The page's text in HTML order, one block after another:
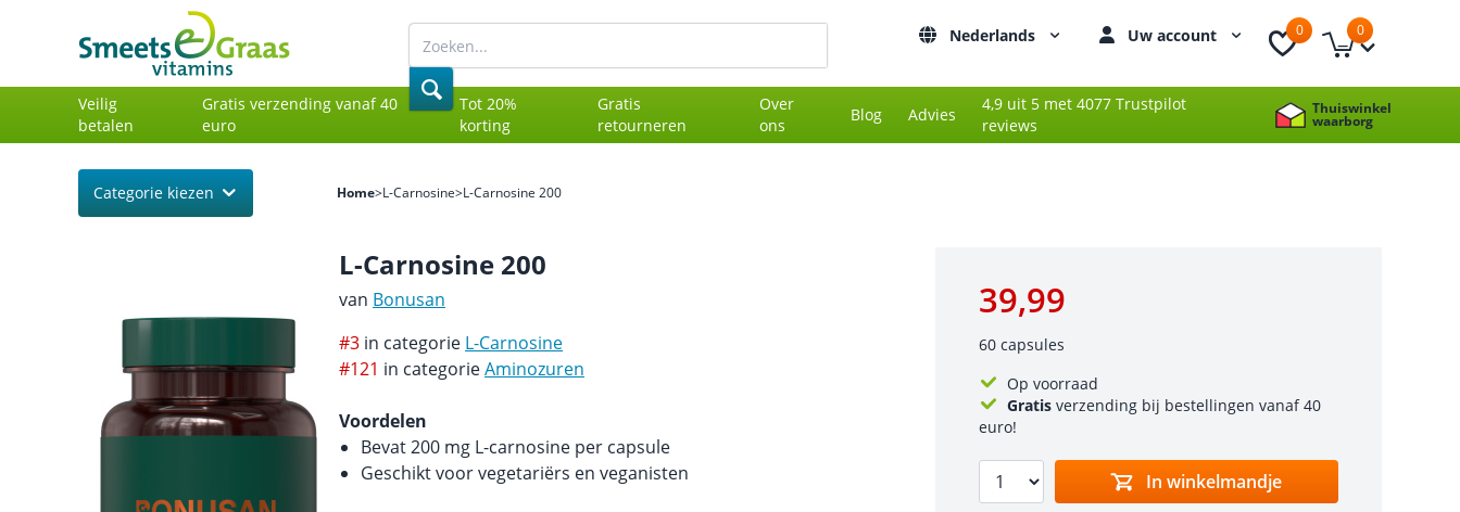
Nederlands Uw account 0 0
Veilig
betalen
Gratis verzending vanaf 40
euro
Tot 20%
korting
Gratis
retourneren
Over
ons
Blog Advies
4,9 uit 5 met 4077 Trustpilot
reviews
Thuiswinkel
waarborg
Categorie kiezen Home>L-Carnosine>L-Carnosine 200
L-Carnosine 200
van Bonusan
#3 in categorie L-Carnosine
#121 in categorieAminozuren
Voordelen
Bevat 200 mg L-carnosine per capsule
Geschikt voor vegetariërs en veganisten
39,99
60 capsules
Op voorraad
Gratis verzending bij bestellingen vanaf 40
euro!
In winkelmandje